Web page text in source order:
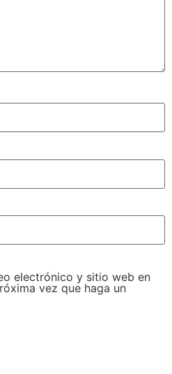
electrónico y sitio web en
vez que haga un